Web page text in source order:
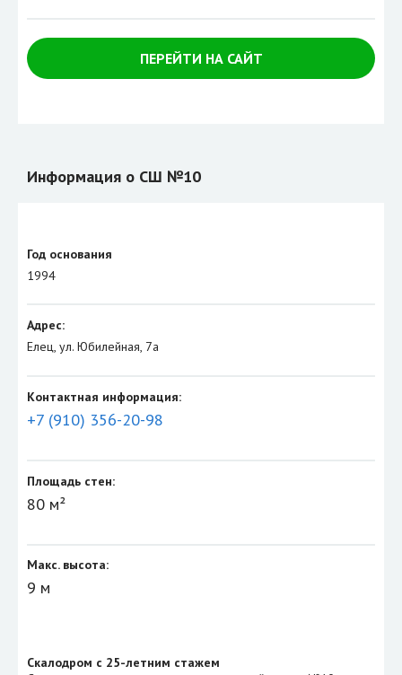
ПЕРЕЙТИ НА САЙТ
Информация о СШ №10
Год основания
1994
Адрес:
Елец, ул. Юбилейная, 7а
Контактная информация:
+7 (910) 356-20-98
Площадь стен:
80 м²
Макс. высота:
9 м
Скалодром с 25-летним стажем